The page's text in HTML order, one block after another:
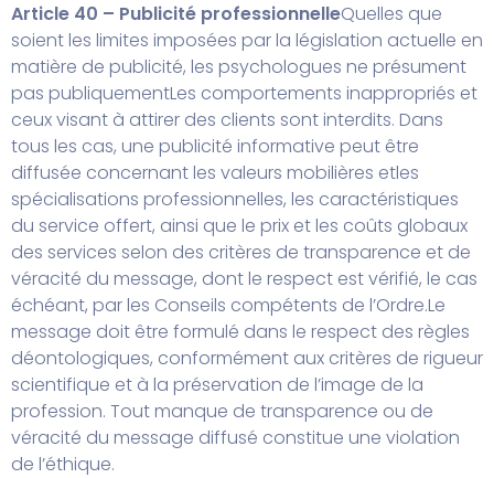
Article 40 – Publicité professionnelleQuelles que
soient les limites imposées par la législation actuelle en
matière de publicité, les psychologues ne présument
pas publiquementLes comportements inappropriés et
ceux visant à attirer des clients sont interdits. Dans
tous les cas, une publicité informative peut être
diffusée concernant les valeurs mobilières etles
spécialisations professionnelles, les caractéristiques
du service offert, ainsi que le prix et les coûts globaux
des services selon des critères de transparence et de
véracité du message, dont le respect est vérifié, le cas
échéant, par les Conseils compétents de l’Ordre.Le
message doit être formulé dans le respect des règles
déontologiques, conformément aux critères de rigueur
scientifique et à la préservation de l’image de la
profession. Tout manque de transparence ou de
véracité du message diffusé constitue une violation
de l’éthique.